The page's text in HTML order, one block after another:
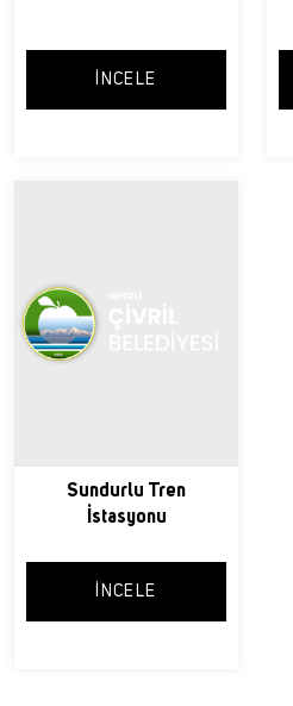
İNCELE
Sundurlu Tren
İstasyonu
İNCELE